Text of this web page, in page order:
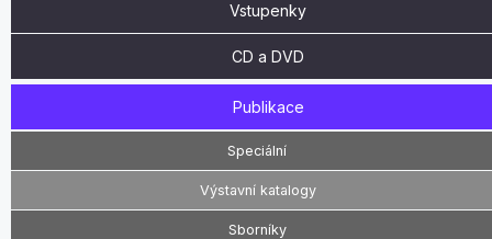
Vstupenky
CD a DVD
Publikace
Speciální
Výstavní katalogy
Sborníky